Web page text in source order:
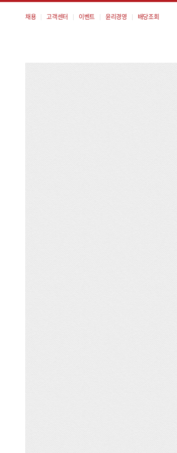
뉴
채용 고객센터 이벤트 윤리경영 배당조회